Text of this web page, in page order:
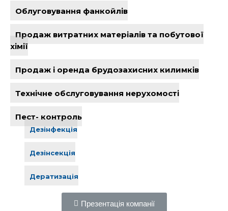
Облуговування фанкойлів
Продаж витратних матеріалів та побутової
хімії
Продаж і оренда брудозахисних килимків
Технічне обслуговування нерухомості
Пест- контроль
Дезінфекція
Дезінсекція
Дератизація
Презентація компанії